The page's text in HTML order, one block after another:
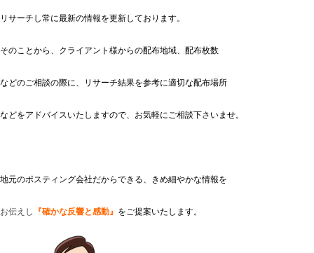
リサーチし常に最新の情報を更新しております。
そのことから、クライアント様からの配布地域、配布枚数
などのご相談の際に、リサーチ結果を参考に適切な配布場所
などをアドバイスいたしますので、お気軽にご相談下さいませ。
地元のポスティング会社だからできる、きめ細やかな情報を
お伝え し 『確かな反響と感動』 をご提案いたします。